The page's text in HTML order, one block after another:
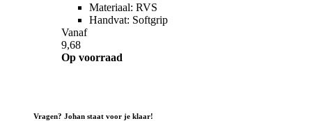
Materiaal: RVS
Handvat: Softgrip
Vanaf
9,68
Op voorraad
Vragen? Johan staat voor je klaar!